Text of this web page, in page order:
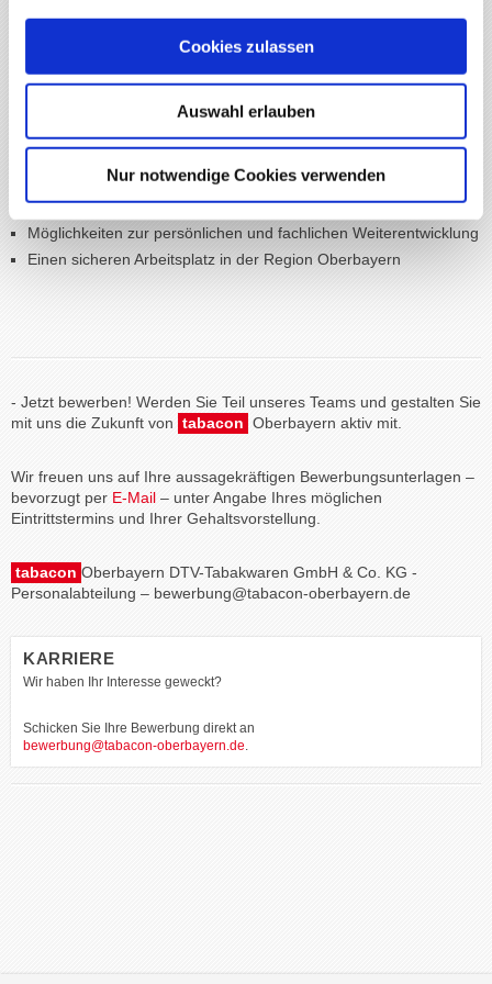
Cookies zulassen
Auswahl erlauben
Nur notwendige Cookies verwenden
Eine verantwortungsvolle Position in einem zukunftsorientierten
Unternehmen
Entscheidungswegen
Leistungsgerechte Vergütung und attraktive Zusatzleistungen
Möglichkeiten zur persönlichen und fachlichen Weiterentwicklung
Einen sicheren Arbeitsplatz in der Region Oberbayern
- Jetzt bewerben! Werden Sie Teil unseres Teams und gestalten Sie
mit uns die Zukunft von tabacon Oberbayern aktiv mit.
Wir freuen uns auf Ihre aussagekräftigen Bewerbungsunterlagen –
bevorzugt per E-Mail – unter Angabe Ihres möglichen
Eintrittstermins und Ihrer Gehaltsvorstellung.
tabacon Oberbayern DTV-Tabakwaren GmbH & Co. KG -
Personalabteilung – bewerbung@tabacon-oberbayern.de
KARRIERE
Wir haben Ihr Interesse geweckt?
Schicken Sie Ihre Bewerbung direkt an
bewerbung@tabacon-oberbayern.de.